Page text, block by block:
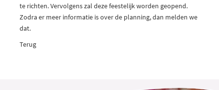
te richten. Vervolgens zal deze feestelijk worden geopend.
Zodra er meer informatie is over de planning, dan melden we
dat.
Terug